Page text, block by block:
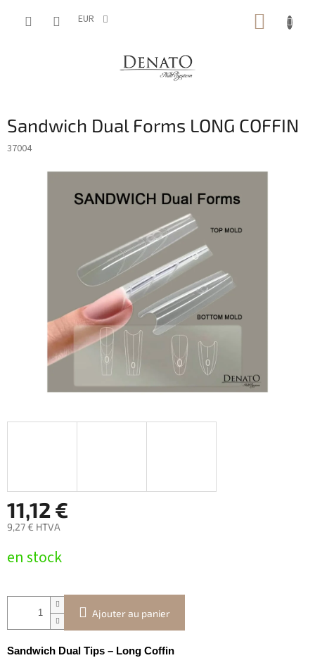
EUR
PANIER
Sandwich Dual Forms LONG COFFIN
37004
11,12 €
9,27 € HTVA
de
en stock
Ajouter au panier
Sandwich Dual Tips – Long Coffin